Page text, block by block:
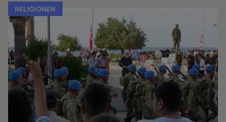
RELIGIONEN